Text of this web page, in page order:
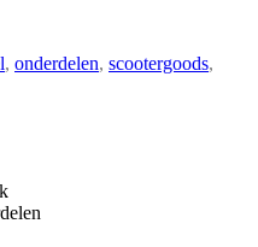
, onderdelen, scootergoods,